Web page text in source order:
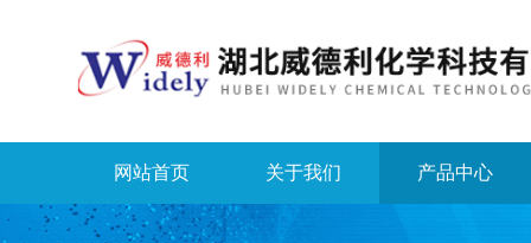
网站首页 关于我们 产品中心